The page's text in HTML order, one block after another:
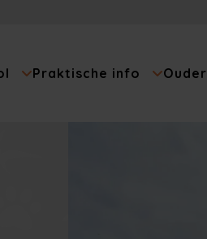
Praktische info